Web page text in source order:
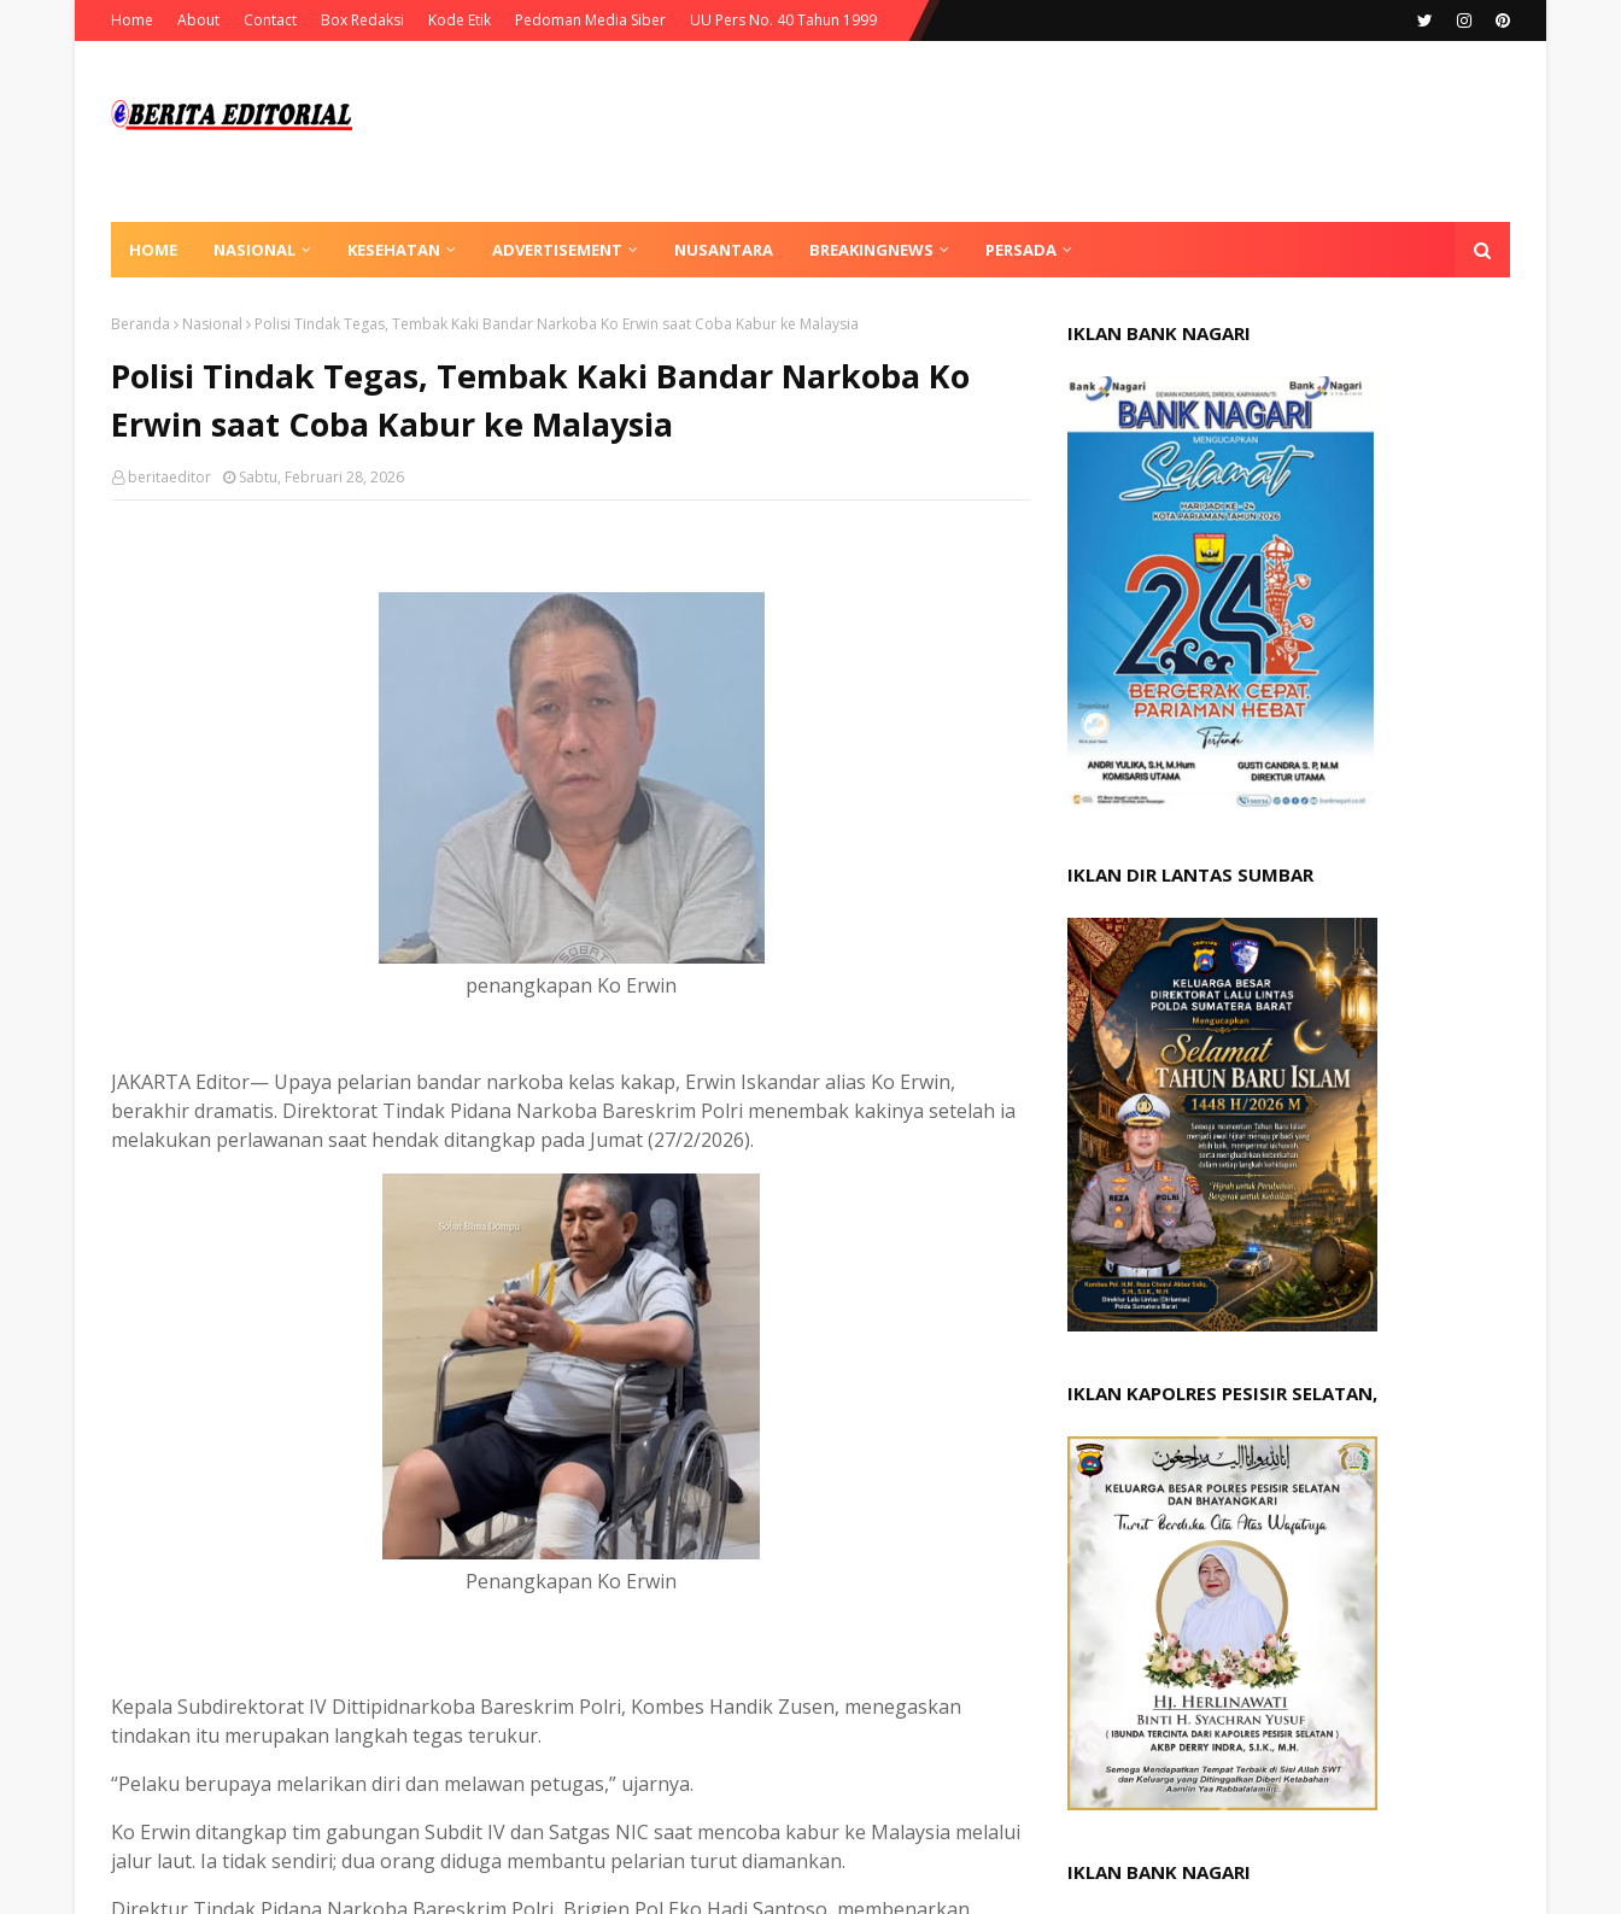
Home About Contact Box Redaksi Kode Etik Pedoman Media Siber UU Pers No. 40 Tahun 1999
HOME NASIONAL KESEHATAN ADVERTISEMENT NUSANTARA BREAKINGNEWS PERSADA
Beranda Nasional Polisi Tindak Tegas, Tembak Kaki Bandar Narkoba Ko Erwin saat Coba Kabur ke Malaysia
Polisi Tindak Tegas, Tembak Kaki Bandar Narkoba Ko
Erwin saat Coba Kabur ke Malaysia
beritaeditor Sabtu, Februari 28, 2026
penangkapan Ko Erwin
JAKARTA Editor— Upaya pelarian bandar narkoba kelas kakap, Erwin Iskandar alias Ko Erwin,
berakhir dramatis. Direktorat Tindak Pidana Narkoba Bareskrim Polri menembak kakinya setelah ia
melakukan perlawanan saat hendak ditangkap pada Jumat (27/2/2026).
Penangkapan Ko Erwin
Kepala Subdirektorat IV Dittipidnarkoba Bareskrim Polri, Kombes Handik Zusen, menegaskan
tindakan itu merupakan langkah tegas terukur.
“Pelaku berupaya melarikan diri dan melawan petugas,” ujarnya.
Ko Erwin ditangkap tim gabungan Subdit IV dan Satgas NIC saat mencoba kabur ke Malaysia melalui
jalur laut. Ia tidak sendiri; dua orang diduga membantu pelarian turut diamankan.
IKLAN BANK NAGARI
IKLAN DIR LANTAS SUMBAR
IKLAN KAPOLRES PESISIR SELATAN,
IKLAN BANK NAGARI